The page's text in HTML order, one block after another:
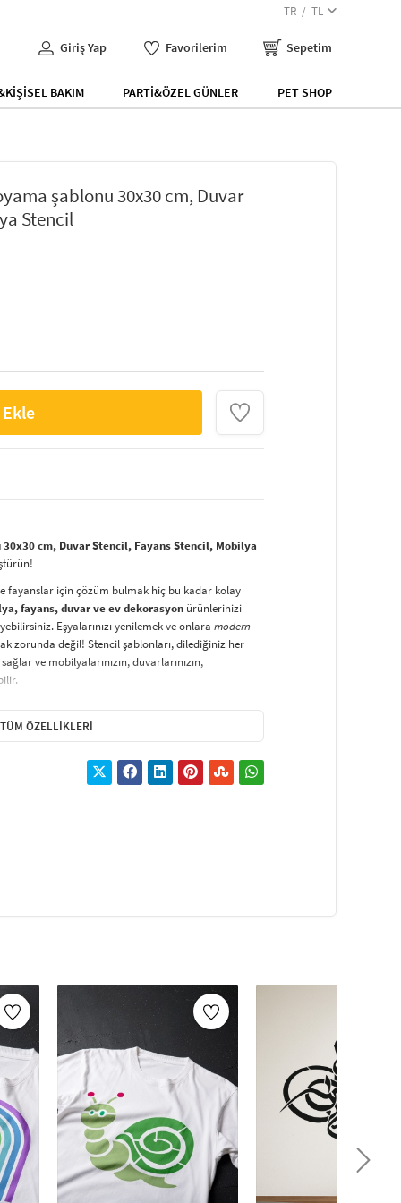
TR TL
Giriş Yap Favorilerim Sepetim
BAKIM PARTİ&ÖZEL GÜNLER PET SHOP
şablonu 30x30 cm, Duvar
Stencil
cm, Duvar Stencil, Fayans Stencil, Mobilya
fayanslar için çözüm bulmak hiç bu kadar kolay
fayans, duvar ve ev dekorasyon ürünlerinizi
Eşyalarınızı yenilemek ve onlara modern
zorunda değil! Stencil şablonları, dilediğiniz her
sağlar ve mobilyalarınızın, duvarlarınızın,
Evinizi, kişisel zevkinizle özelleştirebilir
El işi ve ev dekorasyonusevenler için stencil,
kullanılabilir. Özel hammaddeden üretilen
ÖZELLIKLERI